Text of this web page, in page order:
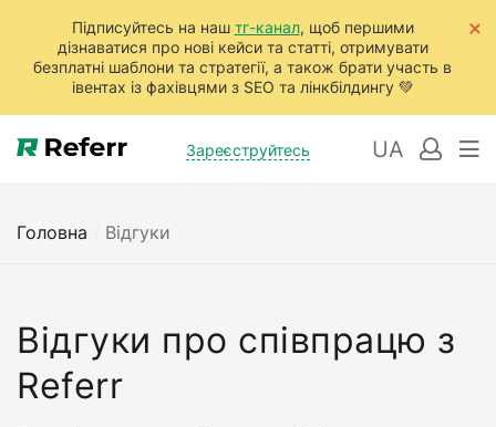
Підписуйтесь на наш тг-канал, щоб першими
дізнаватися про нові кейси та статті, отримувати
безплатні шаблони та стратегії, а також брати участь в
івентах із фахівцями з SEO та лінкбілдингу 💚
Зареєструйтесь UA
Головна Відгуки
Відгуки про співпрацю з
Referr